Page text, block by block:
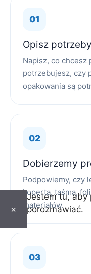
Opisz potrzeby
Napisz, co chcesz
potrzebujesz, czy
opakowania są
Dobierzemy
Podpowiemy, czy
koperta, taśma,
materiałów.
×
Jestem tu, aby
porozmawiać.